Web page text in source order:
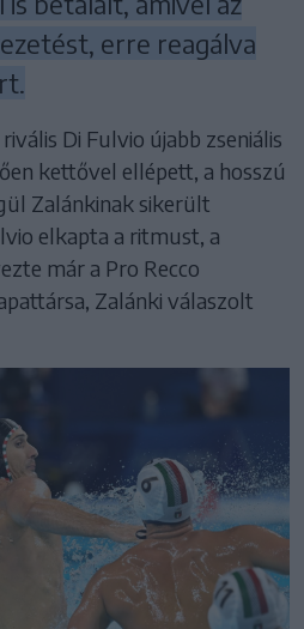
erre reagálva
Di Fulvio újabb zseniális
kettővel ellépett, a hosszú
Zalánkinak sikerült
elkapta a ritmust, a
már a Pro Recco
Zalánki válaszolt